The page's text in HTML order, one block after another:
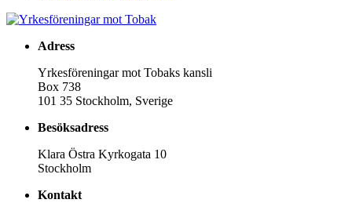
Adress
Yrkesföreningar mot Tobaks kansli
Box 738
101 35 Stockholm, Sverige
Besöksadress
Klara Östra Kyrkogata 10
Stockholm
Kontakt